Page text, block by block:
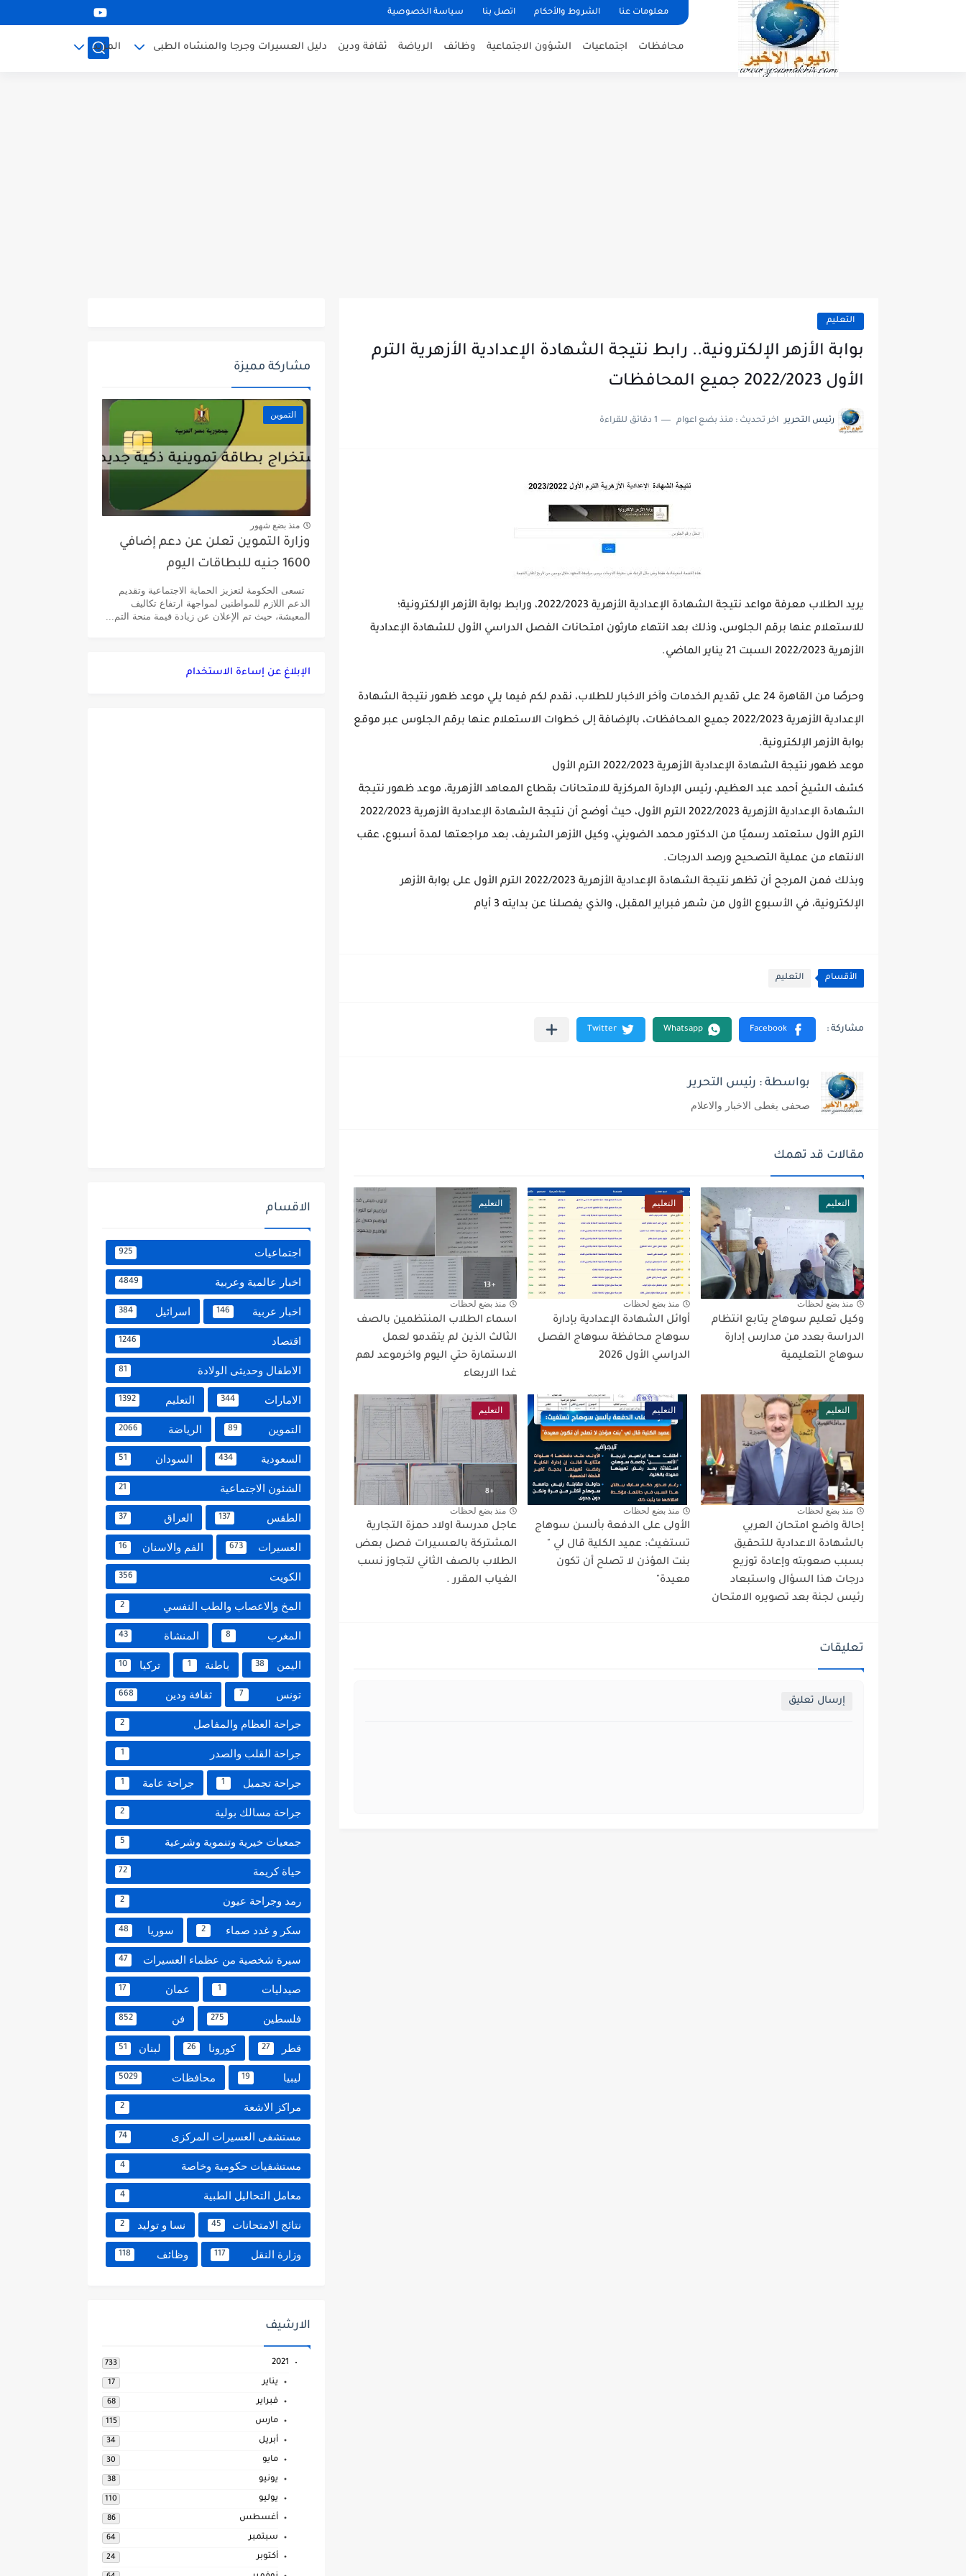
معلومات عنا الشروط والأحكام اتصل بنا سياسة الخصوصية
محافظات اجتماعيات الشؤون الاجتماعية وظائف الرياضة ثقافة ودين دليل العسيرات وجرجا والمنشاه الطبى المزيد
التعليم
بوابة الأزهر الإلكترونية.. رابط نتيجة الشهادة الإعدادية الأزهرية الترم
الأول 2022/2023 جميع المحافظات
رئيس التحرير اخر تحديث : منذ بضع اعوام 1 دقائق للقراءة
يريد الطلاب معرفة مواعد نتيجة الشهادة الإعدادية الأزهرية 2022/2023، ورابط بوابة الأزهر الإلكترونية؛
للاستعلام عنها برقم الجلوس، وذلك بعد انتهاء مارثون امتحانات الفصل الدراسي الأول للشهادة الإعدادية
الأزهرية 2022/2023 السبت 21 يناير الماضي.
وحرصًا من القاهرة 24 على تقديم الخدمات وآخر الاخبار للطلاب، نقدم لكم فيما يلي موعد ظهور نتيجة الشهادة
الإعدادية الأزهرية 2022/2023 جميع المحافظات، بالإضافة إلى خطوات الاستعلام عنها برقم الجلوس عبر موقع
بوابة الأزهر الإلكترونية.
موعد ظهور نتيجة الشهادة الإعدادية الأزهرية 2022/2023 الترم الأول
كشف الشيخ أحمد عبد العظيم، رئيس الإدارة المركزية للامتحانات بقطاع المعاهد الأزهرية، موعد ظهور نتيجة
الشهادة الإعدادية الأزهرية 2022/2023 الترم الأول، حيث أوضح أن نتيجة الشهادة الإعدادية الأزهرية 2022/2023
الترم الأول ستعتمد رسميًا من الدكتور محمد الضويني، وكيل الأزهر الشريف، بعد مراجعتها لمدة أسبوع، عقب
الانتهاء من عملية التصحيح ورصد الدرجات.
وبذلك فمن المرجح أن تظهر نتيجة الشهادة الإعدادية الأزهرية 2022/2023 الترم الأول على بوابة الأزهر
الإلكترونية، في الأسبوع الأول من شهر فبراير المقبل، والذي يفصلنا عن بدايته 3 أيام
الأقسام التعليم
بواسطة : رئيس التحرير
صحفى يغطى الاخبار والاعلام
مقالات قد تهمك
التعليم
منذ بضع لحظات
وكيل تعليم سوهاج يتابع انتظام
الدراسة بعدد من مدارس إدارة
سوهاج التعليمية
التعليم
منذ بضع لحظات
أوائل الشهادة الإعدادية بإدارة
سوهاج محافظة سوهاج الفصل
الدراسي الأول 2026
التعليم
منذ بضع لحظات
اسماء الطلاب المنتظمين بالصف
الثالث الذين لم يتقدمو لعمل
الاستمارة حتي اليوم واخرموعد لهم
غدا الاربعاء
التعليم
منذ بضع لحظات
إحالة واضع امتحان العربي
بالشهادة الاعدادية للتحقيق
بسبب صعوبته وإعادة توزيع
درجات هذا السؤال واستبعاد
رئيس لجنة بعد تصويره الامتحان
التعليم
منذ بضع لحظات
الأولى على الدفعة بألسن سوهاج
تستغيث: عميد الكلية قال لي "
بنت المؤذن لا تصلح أن تكون
معيدة"
التعليم
منذ بضع لحظات
عاجل مدرسة اولاد حمزة التجارية
المشتركة بالعسيرات فصل بعض
الطلاب بالصف الثاني لتجاوز نسب
الغياب المقرر .
تعليقات
إرسال تعليق
مشاركة مميزة
التموين
منذ بضع شهور
وزارة التموين تعلن عن دعم إضافي
1600 جنيه للبطاقات اليوم
تسعى الحكومة لتعزيز الحماية الاجتماعية وتقديم
الدعم اللازم للمواطنين لمواجهة ارتفاع تكاليف
المعيشة، حيث تم الإعلان عن زيادة قيمة منحة التم...
الإبلاغ عن إساءة الاستخدام
الاقسام
اجتماعيات 925
اخبار عالمية وعربية 4849
اخبار عربية 146 اسرائيل 384
اقتصاد 1246
الاطفال وحديثى الولادة 81
الامارات 344 التعليم 1392
التموين 89 الرياضة 2066
السعودية 434 السودان 51
الشئون الاجتماعية 21
الطقس 137 العراق 37
العسيرات 673 الفم والاسنان 16
الكويت 356
المخ والاعصاب والطب النفسي 2
المغرب 8 المنشاة 43
اليمن 38 باطنة 1 تركيا 10
تونس 7 ثقافة ودين 668
جراحة العظام والمفاصل 2
جراحة القلب والصدر 1
جراحة تجميل 1 جراحة عامة 1
جراحة مسالك بولية 2
جمعيات خيرية وتنموية وشرعية 5
حياة كريمة 72
رمد وجراحة عيون 2
سكر و غدد صماء 2 سوريا 48
سيرة شخصية من عظماء العسيرات 47
صيدليات 1 عمان 17
فلسطين 275 فن 852
قطر 27 كورونا 26 لبنان 51
ليبيا 19 محافظات 5029
مراكز الاشعة 2
مستشفى العسيرات المركزى 74
مستشفيات حكومية وخاصة 4
معامل التحاليل الطبية 4
نتائج الامتحانات 45 نسا و توليد 2
وزارة النقل 117 وظائف 118
الارشيف
2021
733
يناير 17
فبراير 68
مارس 115
أبريل 34
مايو 30
يونيو 38
يوليو 110
أغسطس 86
سبتمبر 64
أكتوبر 24